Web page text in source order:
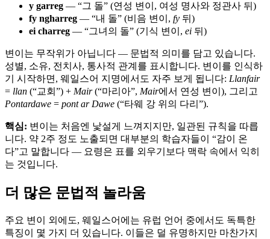
y garreg — “그 돌” (연성 변이, 여성 명사와 정관사 뒤)
fy ngharreg — “내 돌” (비음 변이, fy 뒤)
ei charreg — “그녀의 돌” (기식 변이, ei 뒤)
변이는 무작위가 아닙니다 — 문법적 의미를 담고 있습니다.
성별, 소유, 전치사, 통사적 관계를 표시합니다. 변이를 인식하
기 시작하면, 웨일스어 지명에서도 자주 보게 됩니다: Llanfair
= llan (“교회”) + Mair(“마리아”, Mair에서 연성 변이), 그리고
Pontardawe = pont ar Dawe (“타웨 강 위의 다리”).
핵심: 변이는 처음엔 낯설게 느껴지지만, 일관된 규칙을 따릅
니다. 약 2주 정도 노출되면 대부분의 학습자들이 “감이 온
다”고 말합니다 — 요령은 표를 외우기보다 맥락 속에서 익히
는 것입니다.
더 많은 문법적 놀라움
주요 변이 외에도, 웨일스어에는 유럽 언어 중에서도 독특한
특징이 몇 가지 더 있습니다. 이들은 덜 유명하지만 마찬가지